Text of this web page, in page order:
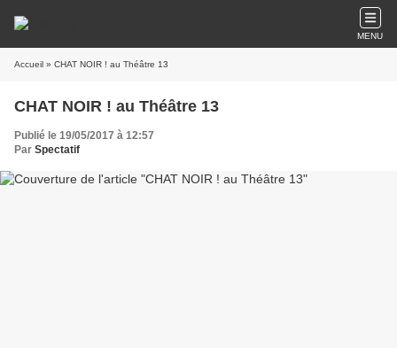
MENU
Accueil » CHAT NOIR ! au Théâtre 13
CHAT NOIR ! au Théâtre 13
Publié le 19/05/2017 à 12:57
Par Spectatif